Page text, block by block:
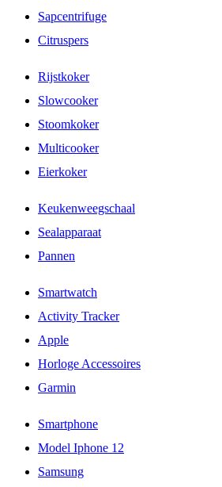
Sapcentrifuge
Citruspers
Rijstkoker
Slowcooker
Stoomkoker
Multicooker
Eierkoker
Keukenweegschaal
Sealapparaat
Pannen
Smartwatch
Activity Tracker
Apple
Horloge Accessoires
Garmin
Smartphone
Model Iphone 12
Samsung